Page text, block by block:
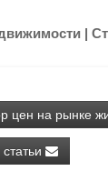
|
цен на рынке